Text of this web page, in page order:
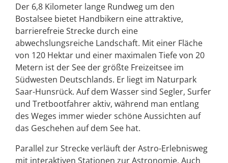
Der 6,8 Kilometer lange Rundweg um den
Bostalsee bietet Handbikern eine attraktive,
barrierefreie Strecke durch eine
abwechslungsreiche Landschaft. Mit einer Fläche
von 120 Hektar und einer maximalen Tiefe von 20
Metern ist der See der größte Freizeitsee im
Südwesten Deutschlands. Er liegt im Naturpark
Saar-Hunsrück. Auf dem Wasser sind Segler, Surfer
und Tretbootfahrer aktiv, während man entlang
des Weges immer wieder schöne Aussichten auf
das Geschehen auf dem See hat.
Parallel zur Strecke verläuft der Astro-Erlebnisweg
mit interaktiven Stationen zur Astronomie. Auch